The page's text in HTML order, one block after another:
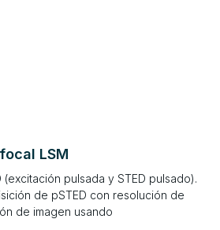
LSM
(excitación pulsada y STED pulsado).
de pSTED con resolución de
de imagen usando